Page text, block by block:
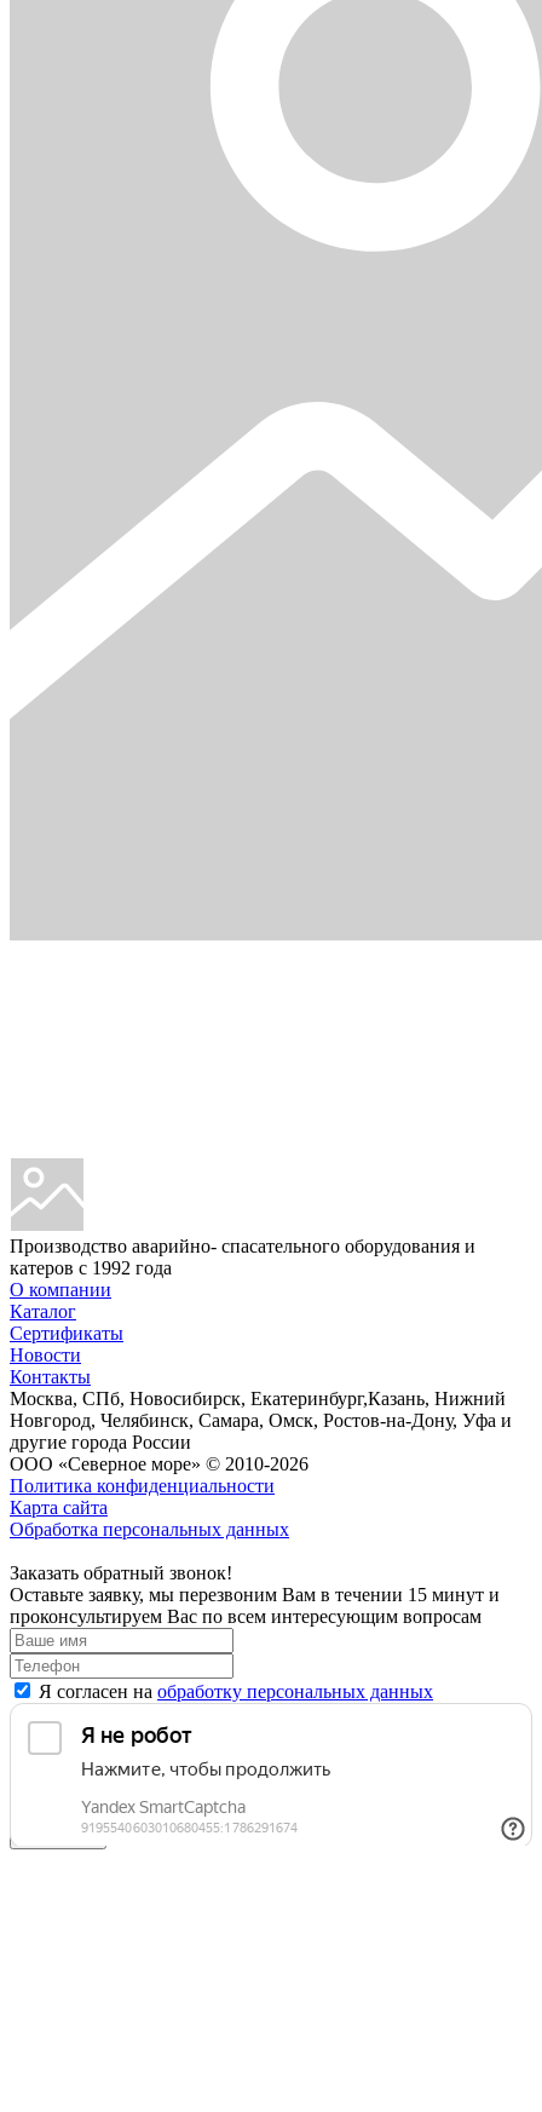
Производство аварийно- спасательного оборудования и
катеров с 1992 года
О компании
Каталог
Сертификаты
Новости
Контакты
Москва, СПб, Новосибирск, Екатеринбург,Казань, Нижний
Новгород, Челябинск, Самара, Омск, Ростов-на-Дону, Уфа и
другие города России
ООО «Северное море» © 2010-2026
Политика конфиденциальности
Карта сайта
Обработка персональных данных
Заказать обратный звонок!
Оставьте заявку, мы перезвоним Вам в течении 15 минут и
проконсультируем Вас по всем интересующим вопросам
Я согласен на обработку персональных данных
Отправить